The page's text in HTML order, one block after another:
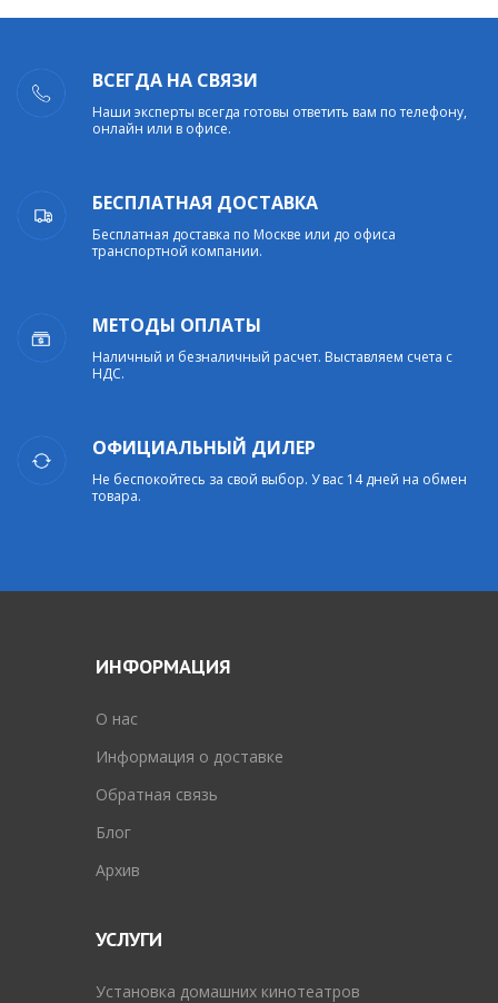
ВСЕГДА НА СВЯЗИ
Наши эксперты всегда готовы ответить вам по телефону,
онлайн или в офисе.
БЕСПЛАТНАЯ ДОСТАВКА
Бесплатная доставка по Москве или до офиса
транспортной компании.
МЕТОДЫ ОПЛАТЫ
Наличный и безналичный расчет. Выставляем счета с
НДС.
ОФИЦИАЛЬНЫЙ ДИЛЕР
Не беспокойтесь за свой выбор. У вас 14 дней на обмен
товара.
ИНФОРМАЦИЯ
O нас
Информация о доставке
Обратная связь
Блог
Архив
УСЛУГИ
Установка домашних кинотеатров